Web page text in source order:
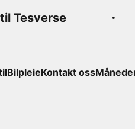
BilpleieKontakt oss